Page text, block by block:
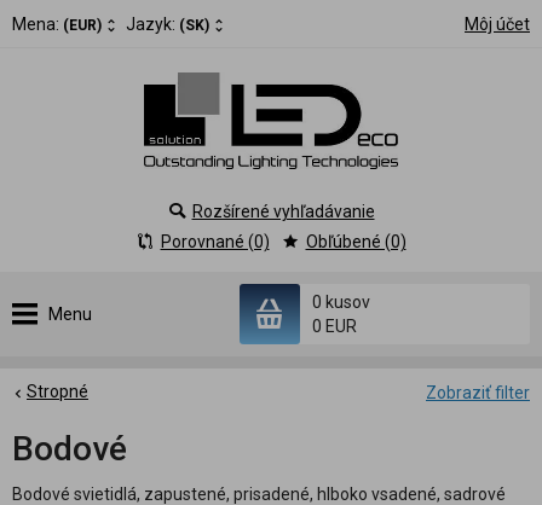
Mena: (EUR) Jazyk: (SK) Môj účet
Menu
0 kusov
0 EUR
Rozšírené vyhľadávanie
Porovnané (0)
Obľúbené (0)
Zobraziť filter
Stropné
Bodové
Bodové svietidlá, zapustené, prisadené, hlboko vsadené, sadrové